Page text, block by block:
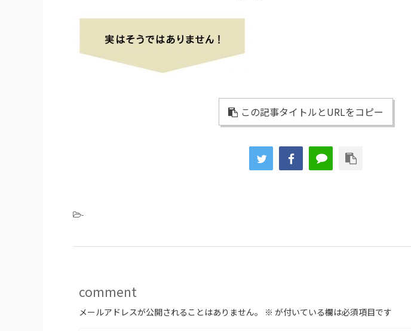
この記事タイトルとURLをコピー
-
comment
メールアドレスが公開されることはありません。 ※ が付いている欄は必須項目です